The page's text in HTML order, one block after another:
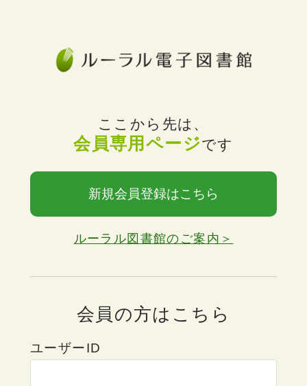
ここから先は、
会員専用ページです
新規会員登録はこちら
ルーラル図書館のご案内＞
会員の方はこちら
ユーザーID